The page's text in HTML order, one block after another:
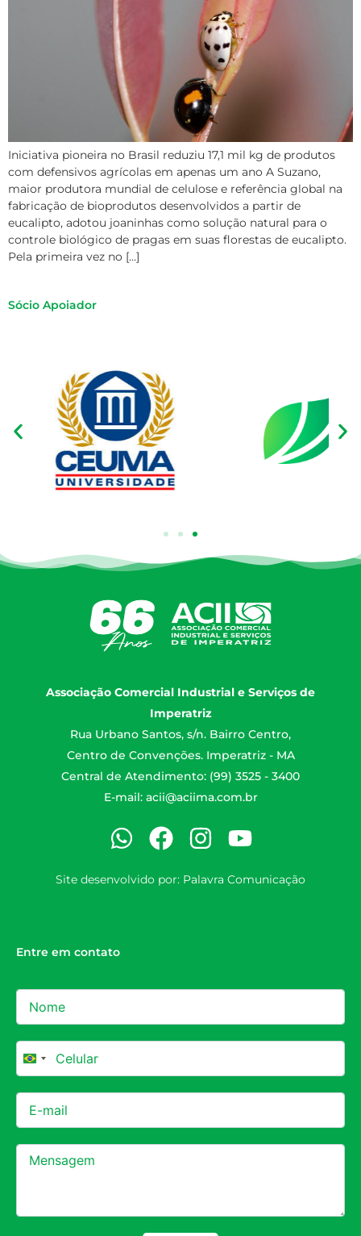
Iniciativa pioneira no Brasil reduziu 17,1 mil kg de produtos
com defensivos agrícolas em apenas um ano A Suzano,
maior produtora mundial de celulose e referência global na
fabricação de bioprodutos desenvolvidos a partir de
eucalipto, adotou joaninhas como solução natural para o
controle biológico de pragas em suas florestas de eucalipto.
Pela primeira vez no […]
Sócio Apoiador
Associação Comercial Industrial e Serviços de
Imperatriz
Rua Urbano Santos, s/n. Bairro Centro,
Centro de Convenções. Imperatriz - MA
Central de Atendimento: (99) 3525 - 3400
E-mail: acii@aciima.com.br
Site desenvolvido por: Palavra Comunicação
Entre em contato
Brazil +55